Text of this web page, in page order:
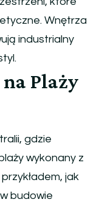
Wnętrza
industrialny
Plaży
gdzie
wykonany z
jak
budowie